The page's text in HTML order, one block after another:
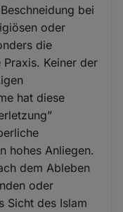
bei
oder
die
Keiner der
hat diese
hohes Anliegen.
dem Ableben
oder
Sicht des Islam